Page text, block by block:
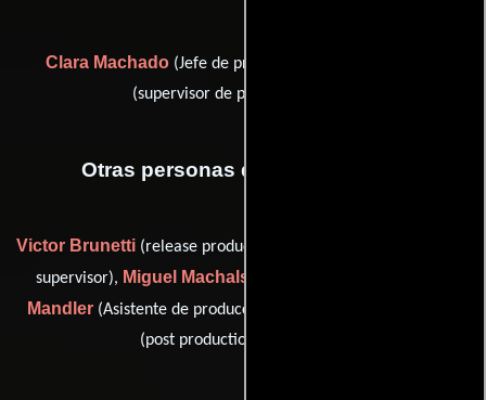
Clara Machado (Jefe de producción) y
(supervisor de post-producción)
Otras personas que participaron
Victor Brunetti (release producer),
supervisor), Miguel Machalski
Mandler(Asistente de producción) y
(post production coordinator)